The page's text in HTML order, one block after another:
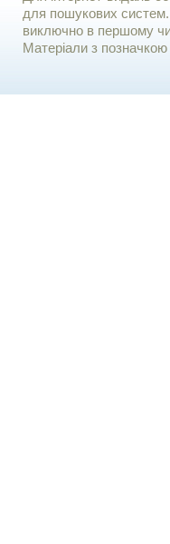
для пошукових систем.
виключно в першому чи
Матеріали з